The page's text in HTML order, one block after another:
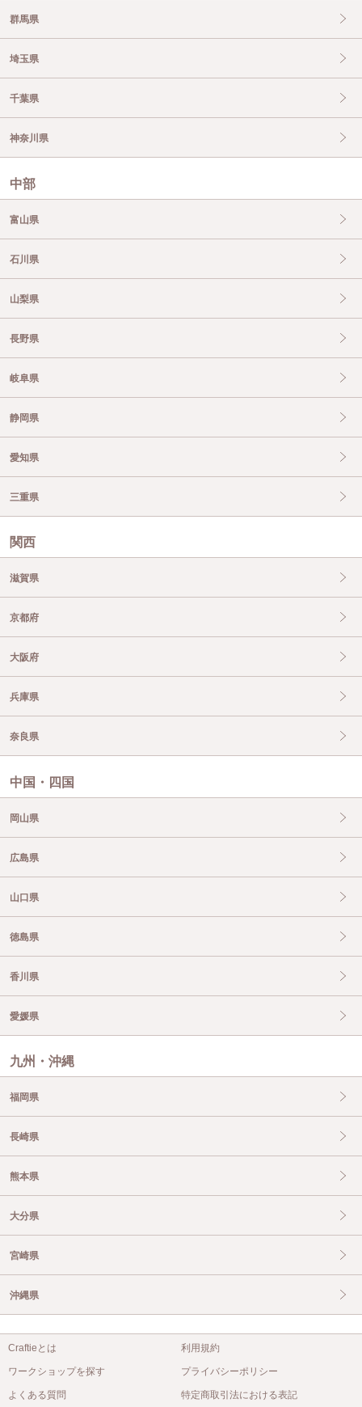
群馬県
埼玉県
千葉県
神奈川県
中部
富山県
石川県
山梨県
長野県
岐阜県
静岡県
愛知県
三重県
関西
滋賀県
京都府
大阪府
兵庫県
奈良県
中国・四国
岡山県
広島県
山口県
徳島県
香川県
愛媛県
九州・沖縄
福岡県
長崎県
熊本県
大分県
宮崎県
沖縄県
Craftieとは
ワークショップを探す
よくある質問
利用規約
プライバシーポリシー
特定商取引法における表記